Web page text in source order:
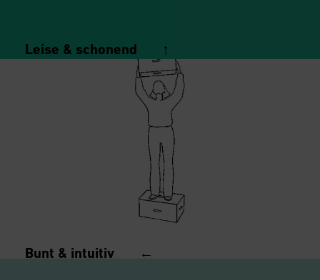
Leise & schonend ↑
einfach geräuschlos umbauen, keine harten Kanten,
Bunt & intuitiv ←